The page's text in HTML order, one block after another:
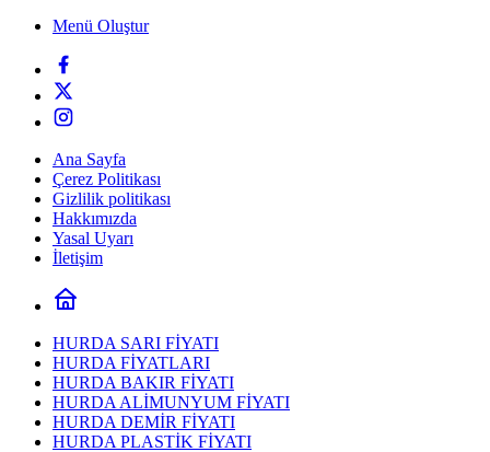
Menü Oluştur
Ana Sayfa
Çerez Politikası
Gizlilik politikası
Hakkımızda
Yasal Uyarı
İletişim
HURDA SARI FİYATI
HURDA FİYATLARI
HURDA BAKIR FİYATI
HURDA ALİMUNYUM FİYATI
HURDA DEMİR FİYATI
HURDA PLASTİK FİYATI